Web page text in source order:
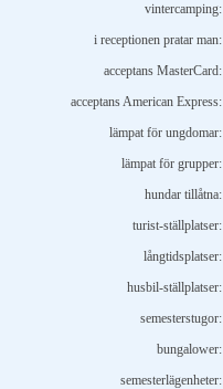
vintercamping:
i receptionen pratar man:
acceptans MasterCard:
acceptans American Express:
lämpat för ungdomar:
lämpat för grupper:
hundar tillåtna:
turist-ställplatser:
långtidsplatser:
husbil-ställplatser:
semesterstugor:
bungalower:
semesterlägenheter: